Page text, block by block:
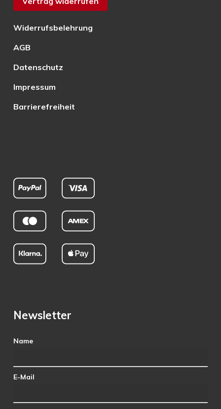
Widerrufsbelehrung
AGB
Datenschutz
Impressum
Barrierefreiheit
Newsletter
Name
E-Mail